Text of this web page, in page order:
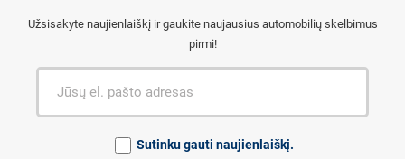
Užsisakyte naujienlaiškį ir gaukite naujausius automobilių skelbimus
pirmi!
Sutinku gauti naujienlaiškį.